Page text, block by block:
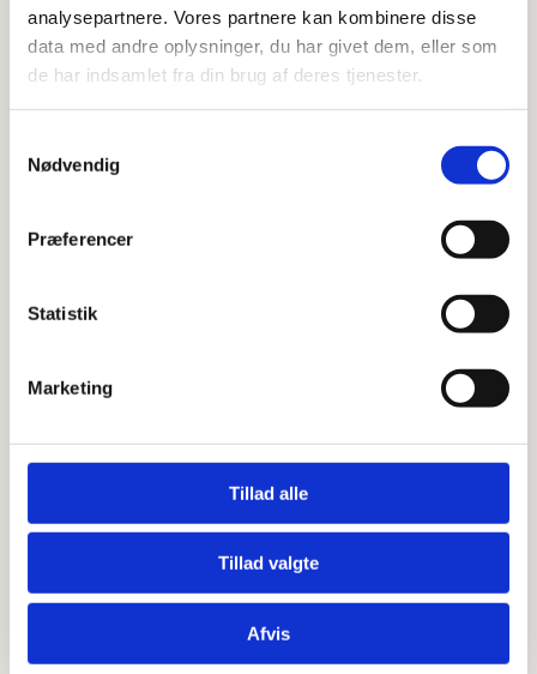
analysepartnere. Vores partnere kan kombinere disse
data med andre oplysninger, du har givet dem, eller som
de har indsamlet fra din brug af deres tjenester.
Nødvendig
Præferencer
Statistik
Marketing
Tillad alle
Tillad valgte
Afvis
PURUS PVD behandlet messing
rustfri rist og ramme RIB(flere
størrelser)
800 mm.
kr.5.132,00